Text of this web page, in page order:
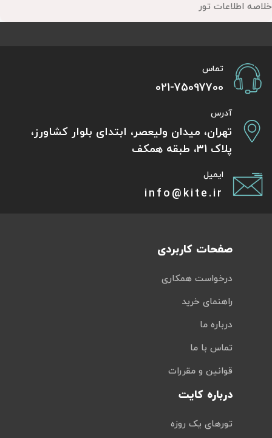
خلاصه اطلاعات تور
تماس
021-75097700
آدرس
تهران، میدان ولیعصر، ابتدای بلوار کشاورز،
پلاک 31، طبقه همکف
ایمیل
info@kite.ir
صفحات کاربردی
درخواست همکاری
راهنمای خرید
درباره ما
تماس با ما
قوانین و مقررات
درباره کایت
تورهای یک روزه